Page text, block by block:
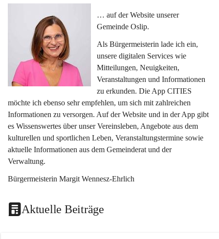
… auf der Website unserer
Gemeinde Oslip.
Als Bürgermeisterin lade ich ein,
unsere digitalen Services wie
Mitteilungen, Neuigkeiten,
Veranstaltungen und Informationen
zu erkunden. Die App CITIES
möchte ich ebenso sehr empfehlen, um sich mit zahlreichen
Informationen zu versorgen. Auf der Website und in der App gibt
es Wissenswertes über unser Vereinsleben, Angebote aus dem
kulturellen und sportlichen Leben, Veranstaltungstermine sowie
aktuelle Informationen aus dem Gemeinderat und der
Verwaltung.
Bürgermeisterin Margit Wennesz-Ehrlich
Aktuelle Beiträge